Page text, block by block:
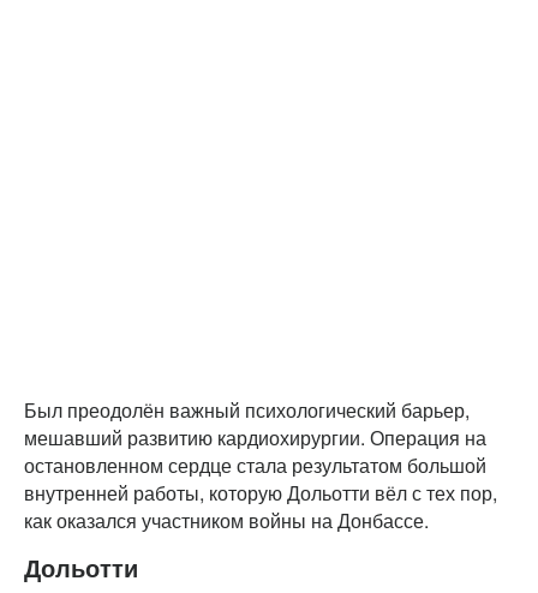
Был преодолён важный психологический барьер,
мешавший развитию кардиохирургии. Операция на
остановленном сердце стала результатом большой
внутренней работы, которую Дольотти вёл с тех пор,
как оказался участником войны на Донбассе.
Дольотти